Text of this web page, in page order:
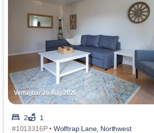
Verfügbar 20 Aug 2026
2
1
#1013316P • Wolftrap Lane, Northwest